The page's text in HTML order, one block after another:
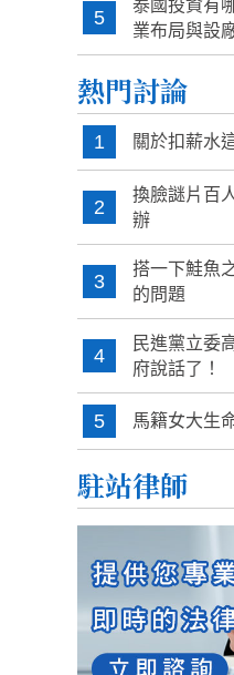
5
泰國投資有
業布局與設
熱門討論
1 關於扣薪水
2
換臉謎片百
辦
3
搭一下鮭魚
的問題
4
民進黨立委
府說話了！
5 馬籍女大生
駐站律師